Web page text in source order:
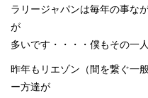
ラリージャパンは毎年の事な
が
多いです・・・・僕もその一
昨年もリエゾン（間を繋ぐ一
ー方達が